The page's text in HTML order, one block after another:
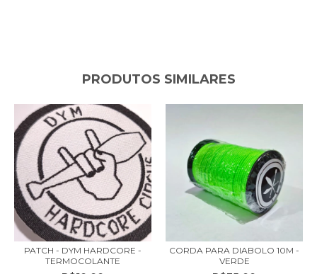
PRODUTOS SIMILARES
PATCH - DYM HARDCORE -
TERMOCOLANTE
CORDA PARA DIABOLO 10M -
VERDE